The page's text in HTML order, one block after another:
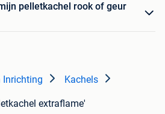
pelletkachel rook of geur
Inrichting Kachels
extraflame'